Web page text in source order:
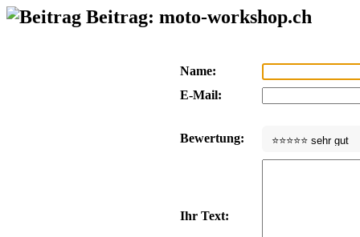
Beitrag: moto-workshop.ch
Name:
E-Mail:
Bewertung:
Ihr Text: